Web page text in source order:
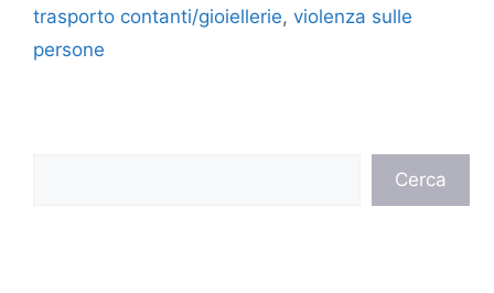
trasporto contanti/gioiellerie, violenza sulle
persone
Cerca